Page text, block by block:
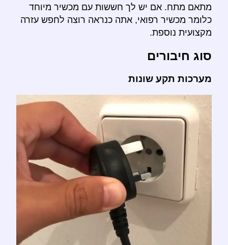
מתאם מתח. אם יש לך חששות עם מכשיר מיוחד
כלומר מכשיר רפואי, אתה כנראה רוצה לחפש עזרה
מקצועית נוספת.
סוג חיבורים
מערכות תקע שונות